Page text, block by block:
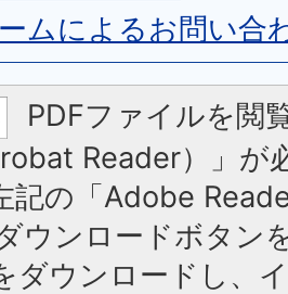
ムによるお問い合
PDFファイルを閲
Reader）」が
記の「Adobe
ウンロードボタン
ダウンロードし、